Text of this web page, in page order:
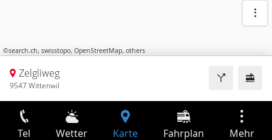
©search.ch, swisstopo, OpenStreetMap, others
Zelgliweg
9547 Wittenwil
Tel Wetter Karte Fahrplan Mehr